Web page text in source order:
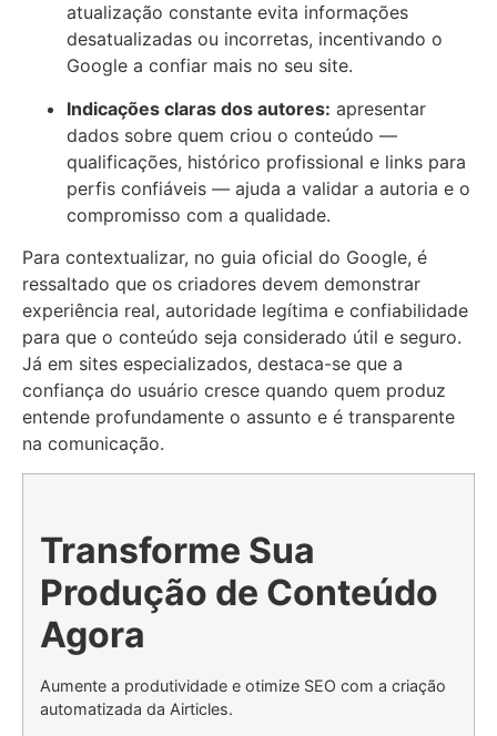
atualização constante evita informações
desatualizadas ou incorretas, incentivando o
Google a confiar mais no seu site.
Indicações claras dos autores: apresentar
dados sobre quem criou o conteúdo —
qualificações, histórico profissional e links para
perfis confiáveis — ajuda a validar a autoria e o
compromisso com a qualidade.
Para contextualizar, no guia oficial do Google, é
ressaltado que os criadores devem demonstrar
experiência real, autoridade legítima e confiabilidade
para que o conteúdo seja considerado útil e seguro.
Já em sites especializados, destaca-se que a
confiança do usuário cresce quando quem produz
entende profundamente o assunto e é transparente
na comunicação.
Transforme Sua
Produção de Conteúdo
Agora
Aumente a produtividade e otimize SEO com a criação
automatizada da Airticles.